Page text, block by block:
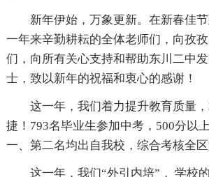
新年伊始，万象更新。在新春佳
一年来辛勤耕耘的全体老师们，向孜
们，向所有关心支持和帮助东川二中
士，致以新年的祝福和衷心的感谢！
这一年，我们着力提升教育质量
捷！793名毕业生参加中考，500分以
一、第二名均出自我校，综合考核全区
这一年，我们“外引内培”， 学校